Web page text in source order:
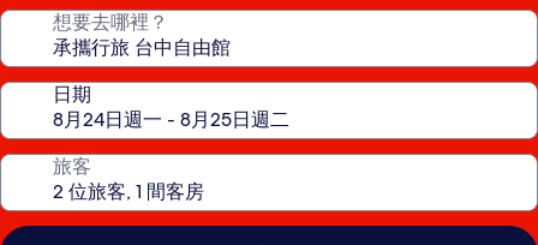
想要去哪裡？
日期
旅客